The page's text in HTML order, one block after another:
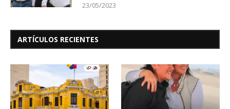
23/05/2023
ARTÍCULOS RECIENTES